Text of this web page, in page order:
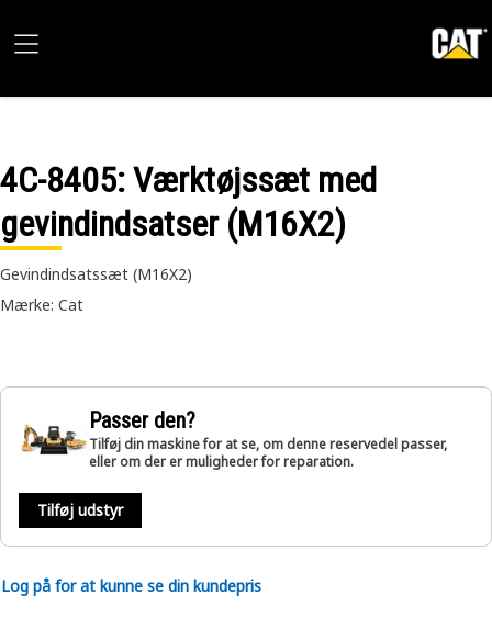
4C-8405: Værktøjssæt med
gevindindsatser (M16X2)
Gevindindsatssæt (M16X2)
Mærke: Cat
Passer den?
Tilføj din maskine for at se, om denne reservedel passer,
eller om der er muligheder for reparation.
Tilføj udstyr
Log på for at kunne se din kundepris